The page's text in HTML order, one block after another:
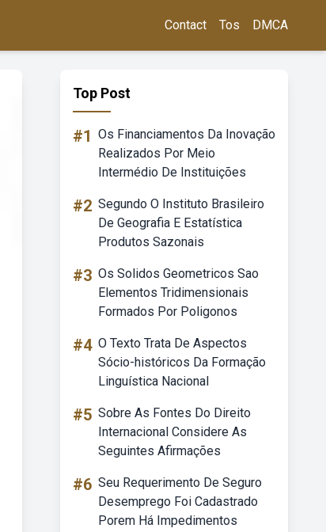
Contact Tos DMCA
Top Post
#1 Os Financiamentos Da Inovação
Realizados Por Meio
Intermédio De Instituições
#2 Segundo O Instituto Brasileiro
De Geografia E Estatística
Produtos Sazonais
#3 Os Solidos Geometricos Sao
Elementos Tridimensionais
Formados Por Poligonos
#4 O Texto Trata De Aspectos
Sócio-históricos Da Formação
Linguística Nacional
#5 Sobre As Fontes Do Direito
Internacional Considere As
Seguintes Afirmações
#6 Seu Requerimento De Seguro
Desemprego Foi Cadastrado
Porem Há Impedimentos